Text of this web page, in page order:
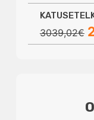
3039,02€